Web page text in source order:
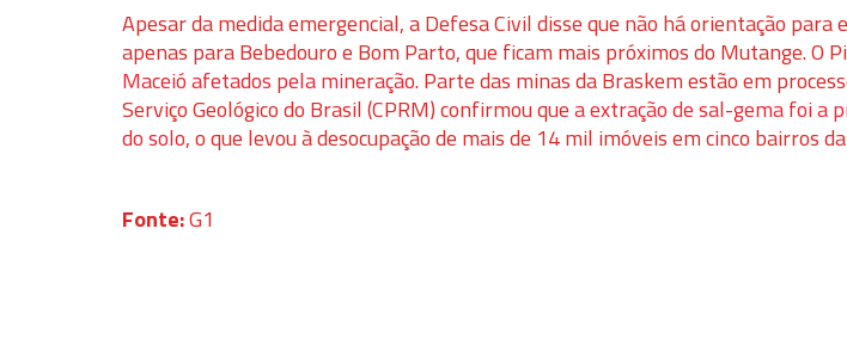
Apesar da medida emergencial, a Defesa Civil disse que não há orientação para
apenas para Bebedouro e Bom Parto, que ficam mais próximos do Mutange. O
Maceió afetados pela mineração. Parte das minas da Braskem estão em
Serviço Geológico do Brasil (CPRM) confirmou quea extração de sal-gema foi a
do solo, o que levou à desocupação de mais de 14 mil imóveis em cinco bairros
Fonte:G1